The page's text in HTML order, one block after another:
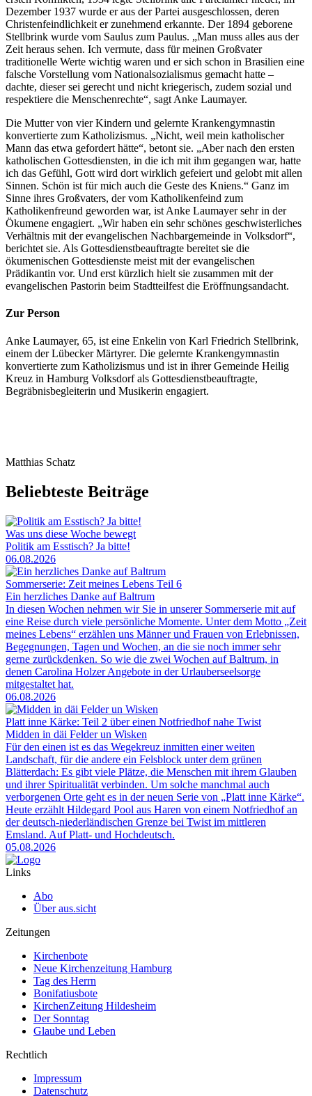
Dezember 1937 wurde er aus der Partei ausgeschlossen, deren
Christenfeindlichkeit er zunehmend erkannte. Der 1894 geborene
Stellbrink wurde vom Saulus zum Paulus. „Man muss alles aus der
Zeit heraus sehen. Ich vermute, dass für meinen Großvater
traditionelle Werte wichtig waren und er sich schon in Brasilien eine
falsche Vorstellung vom Nationalsozialismus gemacht hatte –
dachte, dieser sei gerecht und nicht kriegerisch, zudem sozial und
respektiere die Menschenrechte“, sagt Anke Laumayer.
Die Mutter von vier Kindern und gelernte Krankengymnastin
konvertierte zum Katholizismus. „Nicht, weil mein katholischer
Mann das etwa gefordert hätte“, betont sie. „Aber nach den ersten
katholischen Gottesdiensten, in die ich mit ihm gegangen war, hatte
ich das Gefühl, Gott wird dort wirklich gefeiert und gelobt mit allen
Sinnen. Schön ist für mich auch die Geste des Kniens.“ Ganz im
Sinne ihres Großvaters, der vom Katholikenfeind zum
Katholikenfreund geworden war, ist Anke Laumayer sehr in der
Ökumene engagiert. „Wir haben ein sehr schönes geschwisterliches
Verhältnis mit der evangelischen Nachbargemeinde in Volksdorf“,
berichtet sie. Als Gottesdienstbeauftragte bereitet sie die
ökumenischen Gottesdienste meist mit der evangelischen
Prädikantin vor. Und erst kürzlich hielt sie zusammen mit der
evangelischen Pastorin beim Stadtteilfest die Eröffnungsandacht.
Zur Person
Anke Laumayer, 65, ist eine Enkelin von Karl Friedrich Stellbrink,
einem der Lübecker Märtyrer. Die gelernte Krankengymnastin
konvertierte zum Katholizismus und ist in ihrer Gemeinde Heilig
Kreuz in Hamburg Volksdorf als Gottesdienstbeauftragte,
Begräbnisbegleiterin und Musikerin engagiert.
Matthias Schatz
Beliebteste Beiträge
Was uns diese Woche bewegt
Politik am Esstisch? Ja bitte!
06.08.2026
Sommerserie: Zeit meines Lebens Teil 6
Ein herzliches Danke auf Baltrum
In diesen Wochen nehmen wir Sie in unserer Sommerserie mit auf
eine Reise durch viele persönliche Momente. Unter dem Motto „Zeit
meines Lebens“ erzählen uns Männer und Frauen von Erlebnissen,
Begegnungen, Tagen und Wochen, an die sie noch immer sehr
gerne zurückdenken. So wie die zwei Wochen auf Baltrum, in
denen Carolina Holzer Angebote in der Urlauberseelsorge
mitgestaltet hat.
06.08.2026
Platt inne Kärke: Teil 2 über einen Notfriedhof nahe Twist
Midden in däi Felder un Wisken
Für den einen ist es das Wegekreuz inmitten einer weiten
Landschaft, für die andere ein Felsblock unter dem grünen
Blätterdach: Es gibt viele Plätze, die Menschen mit ihrem Glauben
und ihrer Spiritualität verbinden. Um solche manchmal auch
verborgenen Orte geht es in der neuen Serie von „Platt inne Kärke“.
Heute erzählt Hildegard Pool aus Haren von einem Notfriedhof an
der deutsch-niederländischen Grenze bei Twist im mittleren
Emsland. Auf Platt- und Hochdeutsch.
05.08.2026
Links
Abo
Über aus.sicht
Zeitungen
Kirchenbote
Neue Kirchenzeitung Hamburg
Tag des Herrn
Bonifatiusbote
KirchenZeitung Hildesheim
Der Sonntag
Glaube und Leben
Rechtlich
Impressum
Datenschutz